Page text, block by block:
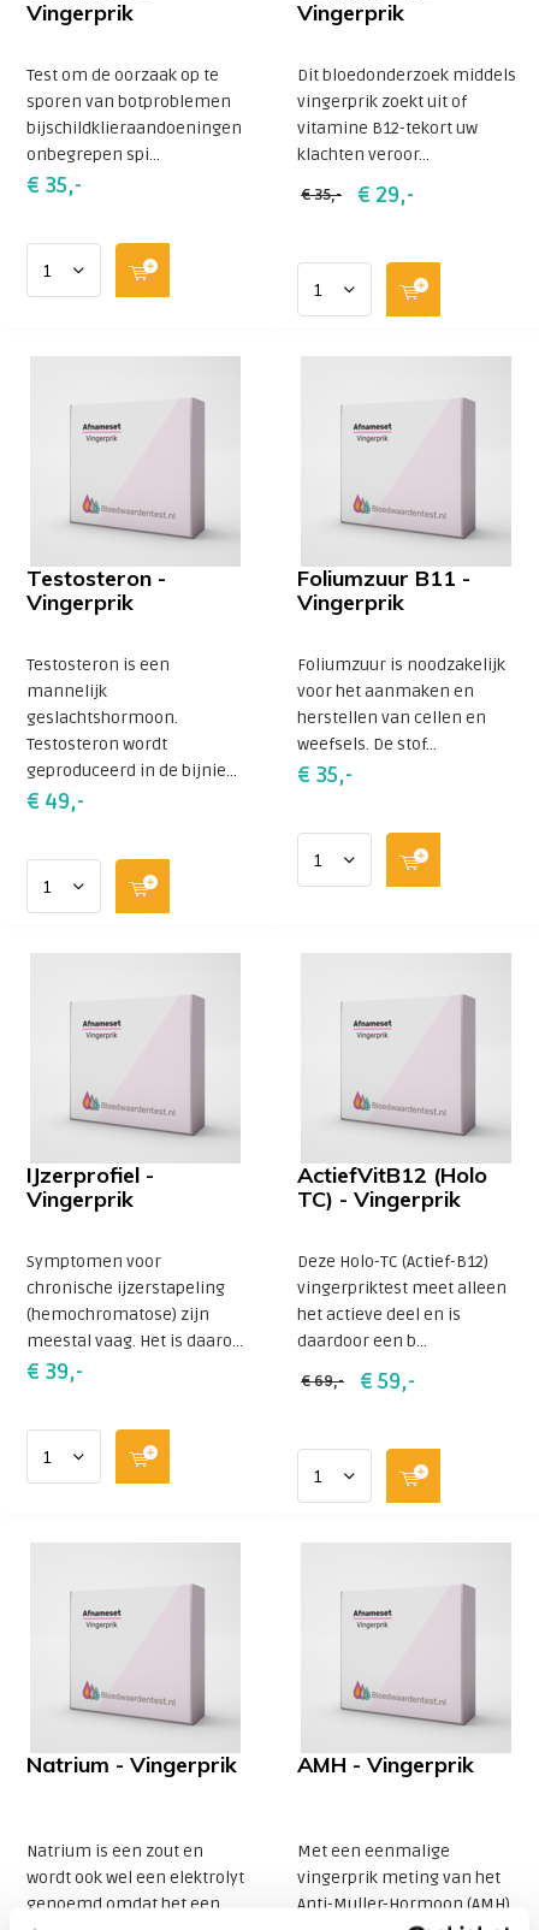
Vingerprik
Test om de oorzaak op te
sporen van botproblemen
bijschildklieraandoeningen
onbegrepen spi...
€ 35,-
Vingerprik
Dit bloedonderzoek middels
vingerprik zoekt uit of
vitamine B12-tekort uw
klachten veroor...
€ 35,- € 29,-
Testosteron -
Vingerprik
Testosteron is een
mannelijk
geslachtshormoon.
Testosteron wordt
geproduceerd in de bijnie...
€ 49,-
Foliumzuur B11 -
Vingerprik
Foliumzuur is noodzakelijk
voor het aanmaken en
herstellen van cellen en
weefsels. De stof...
€ 35,-
IJzerprofiel -
Vingerprik
Symptomen voor
chronische ijzerstapeling
(hemochromatose) zijn
meestal vaag. Het is daaro...
€ 39,-
ActiefVitB12 (Holo
TC) - Vingerprik
Deze Holo-TC (Actief-B12)
vingerpriktest meet alleen
het actieve deel en is
daardoor een b...
€ 69,- € 59,-
Natrium - Vingerprik
Natrium is een zout en
wordt ook wel een elektrolyt
genoemd omdat het een
AMH - Vingerprik
Met een eenmalige
vingerprik meting van het
Anti-Muller-Hormoon (AMH)